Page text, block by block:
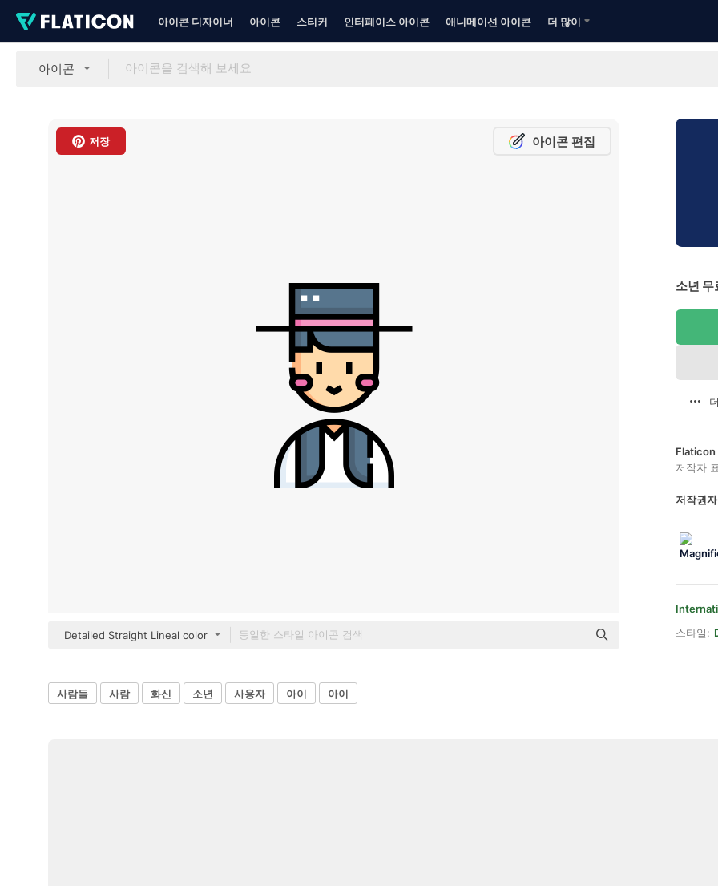
아이콘 디자이너 아이콘 스티커 인터페이스 아이콘 애니메이션 아이콘 더 많이
아이콘
저장 아이콘 편집
Detailed Straight Lineal color
소년 무
Flaticon
저작자
저작권
스타일:
사람들 사람 화신 소년 사용자 아이 아이